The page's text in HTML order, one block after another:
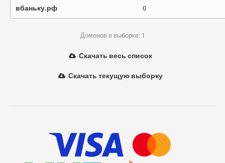
вбаньку.рф 0
Доменов в выборке: 1
Скачать весь список
Скачать текущую выборку